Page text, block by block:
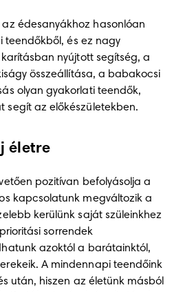
édesanyákhoz hasonlóan
teendőkből, és ez nagy
nyújtott segítség, a
összeállítása, a babakocsi
olyan gyakorlati teendők,
segít az előkészületekben.
életre
pozitívan befolyásolja a
kapcsolatunk megváltozik a
kerülünk saját szüleinkhez
sorrendek
azoktól a barátainktól,
A mindennapi teendőink
után, hiszen az életünk másból